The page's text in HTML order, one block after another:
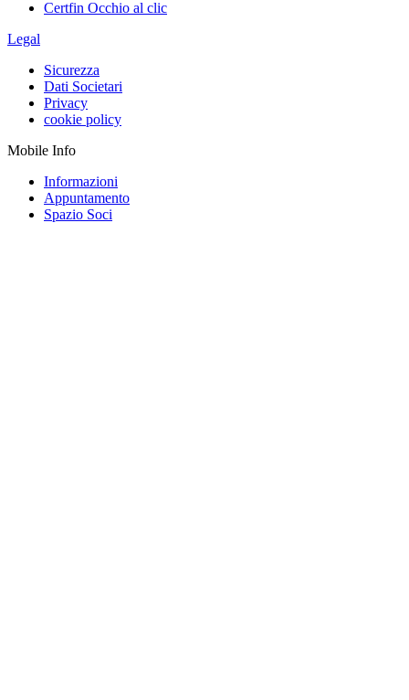
Certfin Occhio al clic
Legal
Sicurezza
Dati Societari
Privacy
cookie policy
Mobile Info
Informazioni
Appuntamento
Spazio Soci